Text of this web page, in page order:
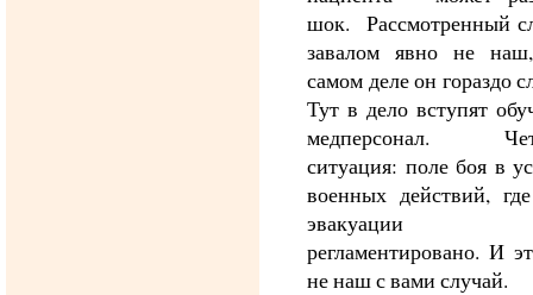
шок. Рассмотренный
завалом явно не
самом деле он гораздо
Тут в дело вступят
медперсонал.
ситуация: поле боя в
военных действий,
эвакуации
регламентировано. И
не наш с вами случай.